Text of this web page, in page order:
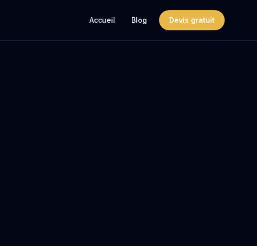
Accueil Blog Devis gratuit